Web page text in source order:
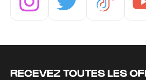
RECEVEZ TOUTES LES